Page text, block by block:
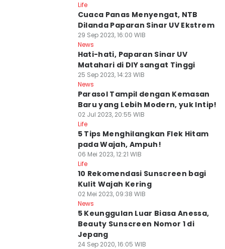
Life
Cuaca Panas Menyengat, NTB
Dilanda Paparan Sinar UV Ekstrem
29 Sep 2023, 16:00 WIB
News
Hati-hati, Paparan Sinar UV
Matahari di DIY sangat Tinggi
25 Sep 2023, 14:23 WIB
News
Parasol Tampil dengan Kemasan
Baru yang Lebih Modern, yuk Intip!
02 Jul 2023, 20:55 WIB
Life
5 Tips Menghilangkan Flek Hitam
pada Wajah, Ampuh!
06 Mei 2023, 12:21 WIB
Life
10 Rekomendasi Sunscreen bagi
Kulit Wajah Kering
02 Mei 2023, 09:38 WIB
News
5 Keunggulan Luar Biasa Anessa,
Beauty Sunscreen Nomor 1 di
Jepang
24 Sep 2020, 16:05 WIB